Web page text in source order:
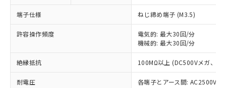
端子仕様 ねじ締め端子 (M3.5)
許容操作頻度
電気的: 最大30回/分
機械的: 最大30回/分
絶縁抵抗 100MΩ以上 (DC500Vメガ、点
耐電圧
各端子とアース間: AC2500V
本サービスは、当社制御機器事業取扱
商品の当社在庫状況および標準価格
(税抜)を提供させていただくもので
当社制御機器事業取扱商品の中には、
本サービスの対象外となる商品もある
ことをご了承ください。
調査・確認中：EU RoHS指令（10物質）の
非含有の対応状況を調査中または確認中の
商品です。
非該当品：ライセンス料など無形物で、有
仕入先様の事情により、非含有部品として
いたものが、含有品と判明した場合などや
「○」：最大均質材料含有率が中国RoHSの
基準値以下であることを示します。
「×」：最大均質材料含有率が中国RoHSの
基準値を超えていることを示します。
当社は、これら貴社製品のうち、外国